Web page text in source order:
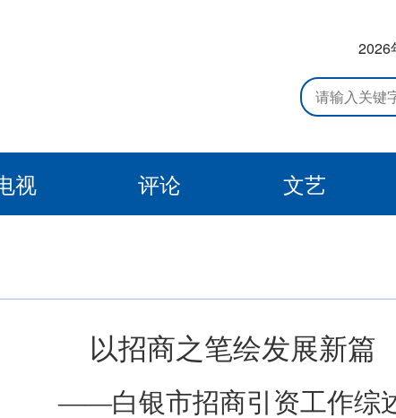
2026
视 评论 文艺
以招商之笔绘发展新篇
——白银市招商引资工作综